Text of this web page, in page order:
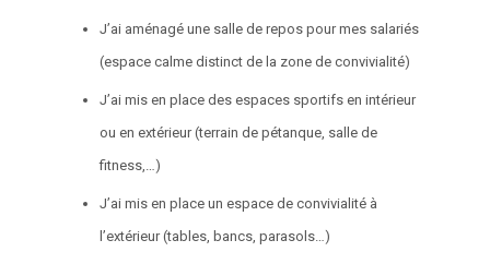
J’ai aménagé une salle de repos pour mes salariés
(espace calme distinct de la zone de convivialité)
J’ai mis en place des espaces sportifs en intérieur
ou en extérieur (terrain de pétanque, salle de
fitness,…)
J’ai mis en place un espace de convivialité à
l’extérieur (tables, bancs, parasols…)